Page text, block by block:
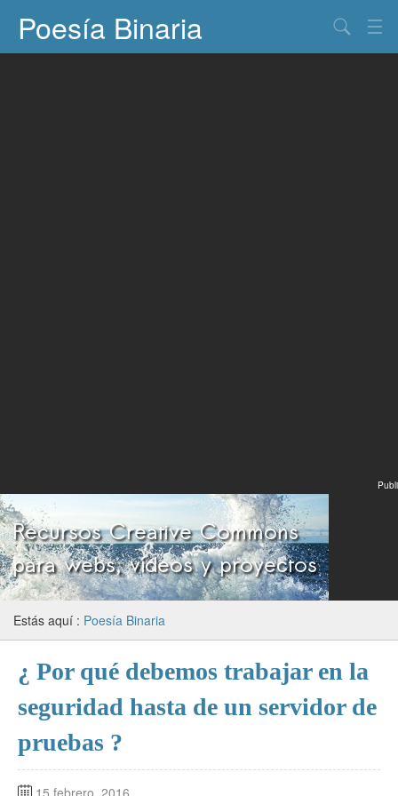
Poesía Binaria
Publi
Estás aquí : Poesía Binaria
¿ Por qué debemos trabajar en la
seguridad hasta de un servidor de
pruebas ?